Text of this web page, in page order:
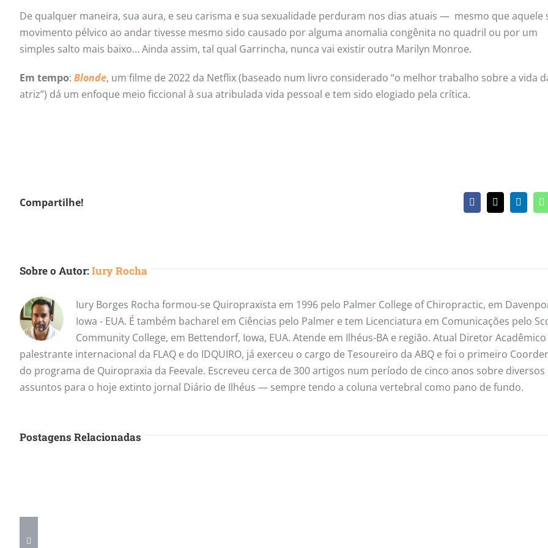
De qualquer maneira, sua aura, e seu carisma e sua sexualidade perduram nos dias atuais — mesmo que aquele
movimento pélvico ao andar tivesse mesmo sido causado por alguma anomalia congênita no quadril ou por um
simples salto mais baixo… Ainda assim, tal qual Garrincha, nunca vai existir outra Marilyn Monroe.
Em tempo: Blonde, um filme de 2022 da Netflix (baseado num livro considerado “o melhor trabalho sobre a vida
atriz”) dá um enfoque meio ficcional à sua atribulada vida pessoal e tem sido elogiado pela crítica.
Compartilhe! Facebook
X LinkedIn
Sobre o Autor:Iury Rocha
Iury Borges Rocha formou-se Quiropraxista em 1996 pelo Palmer College of Chiropractic, em
Iowa - EUA. É também bacharel em Ciências pelo Palmer e tem Licenciatura em Comunicações pelo
Community College, em Bettendorf, Iowa, EUA. Atende em Ilhéus-BA e região. Atual Diretor Acadêmico
palestrante internacional da FLAQ e do IDQUIRO, já exerceu o cargo de Tesoureiro da ABQ e foi o primeiro
do programa de Quiropraxia da Feevale. Escreveu cerca de 300 artigos num período de cinco anos sobre diversos
assuntos para o hoje extinto jornal Diário de Ilhéus — sempre tendo a coluna vertebral como pano de fundo.
Postagens Relacionadas